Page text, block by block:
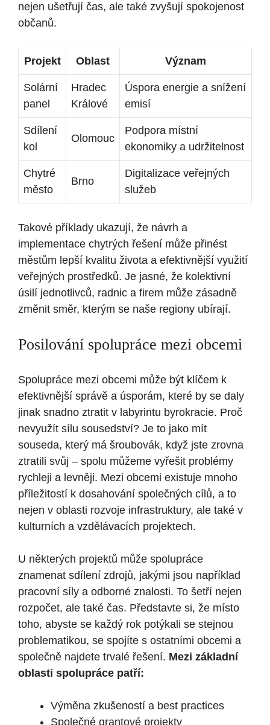
nejen ušetřují čas, ale také zvyšují spokojenost
občanů.
Projekt Oblast Význam
Solární
panel
Hradec
Králové
Úspora energie a snížení
emisí
Sdílení
kol
Olomouc
Podpora místní
ekonomiky a ⁣udržitelnost
Chytré
město
Brno
Digitalizace veřejných
služeb
Takové příklady ukazují, ⁢že návrh‍ a
implementace chytrých‌ řešení může přinést
městům lepší kvalitu života a efektivnější využití
⁤veřejných prostředků. Je jasné, že kolektivní
úsilí jednotlivců, radnic a firem⁤ může zásadně
změnit směr, kterým se naše regiony ⁢ubírají.
Posilování spolupráce mezi obcemi
Spolupráce mezi obcemi může‍ být ⁣klíčem k
efektivnější​ správě a úsporám, které by se daly
jinak snadno ztratit v labyrintu byrokracie. Proč
nevyužít sílu sousedství? Je to jako mít ​
souseda, který má ⁣šroubovák,⁢ když ⁤jste zrovna⁣
ztratili svůj – spolu můžeme vyřešit problémy
⁣rychleji a levněji. Mezi⁣ obcemi existuje mnoho
příležitostí k dosahování společných cílů, a to
nejen​ v oblasti⁢ rozvoje infrastruktury, ale také v
kulturních a vzdělávacích projektech.
U některých projektů může spolupráce
znamenat ‍sdílení zdrojů, jakými jsou například
pracovní síly a odborné znalosti. To šetří nejen
rozpočet, ale také čas. Představte ⁣si, že místo
toho,‍ abyste se každý rok potýkali‍ se stejnou
problematikou, se spojíte s ostatními ⁣obcemi a
společně najdete trvalé řešení. Mezi základní
oblasti spolupráce patří:
Výměna⁢ zkušeností a best practices
Společné grantové projekty